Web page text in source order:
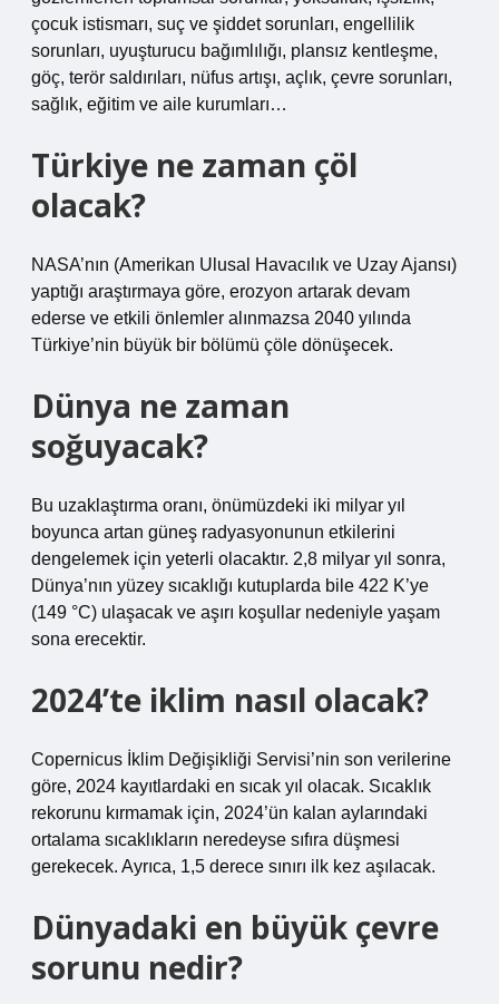
çocuk istismarı, suç ve şiddet sorunları, engellilik
sorunları, uyuşturucu bağımlılığı, plansız kentleşme,
göç, terör saldırıları, nüfus artışı, açlık, çevre sorunları,
sağlık, eğitim ve aile kurumları…
Türkiye ne zaman çöl
olacak?
NASA’nın (Amerikan Ulusal Havacılık ve Uzay Ajansı)
yaptığı araştırmaya göre, erozyon artarak devam
ederse ve etkili önlemler alınmazsa 2040 yılında
Türkiye’nin büyük bir bölümü çöle dönüşecek.
Dünya ne zaman
soğuyacak?
Bu uzaklaştırma oranı, önümüzdeki iki milyar yıl
boyunca artan güneş radyasyonunun etkilerini
dengelemek için yeterli olacaktır. 2,8 milyar yıl sonra,
Dünya’nın yüzey sıcaklığı kutuplarda bile 422 K’ye
(149 °C) ulaşacak ve aşırı koşullar nedeniyle yaşam
sona erecektir.
2024’te iklim nasıl olacak?
Copernicus İklim Değişikliği Servisi’nin son verilerine
göre, 2024 kayıtlardaki en sıcak yıl olacak. Sıcaklık
rekorunu kırmamak için, 2024’ün kalan aylarındaki
ortalama sıcaklıkların neredeyse sıfıra düşmesi
gerekecek. Ayrıca, 1,5 derece sınırı ilk kez aşılacak.
Dünyadaki en büyük çevre
sorunu nedir?